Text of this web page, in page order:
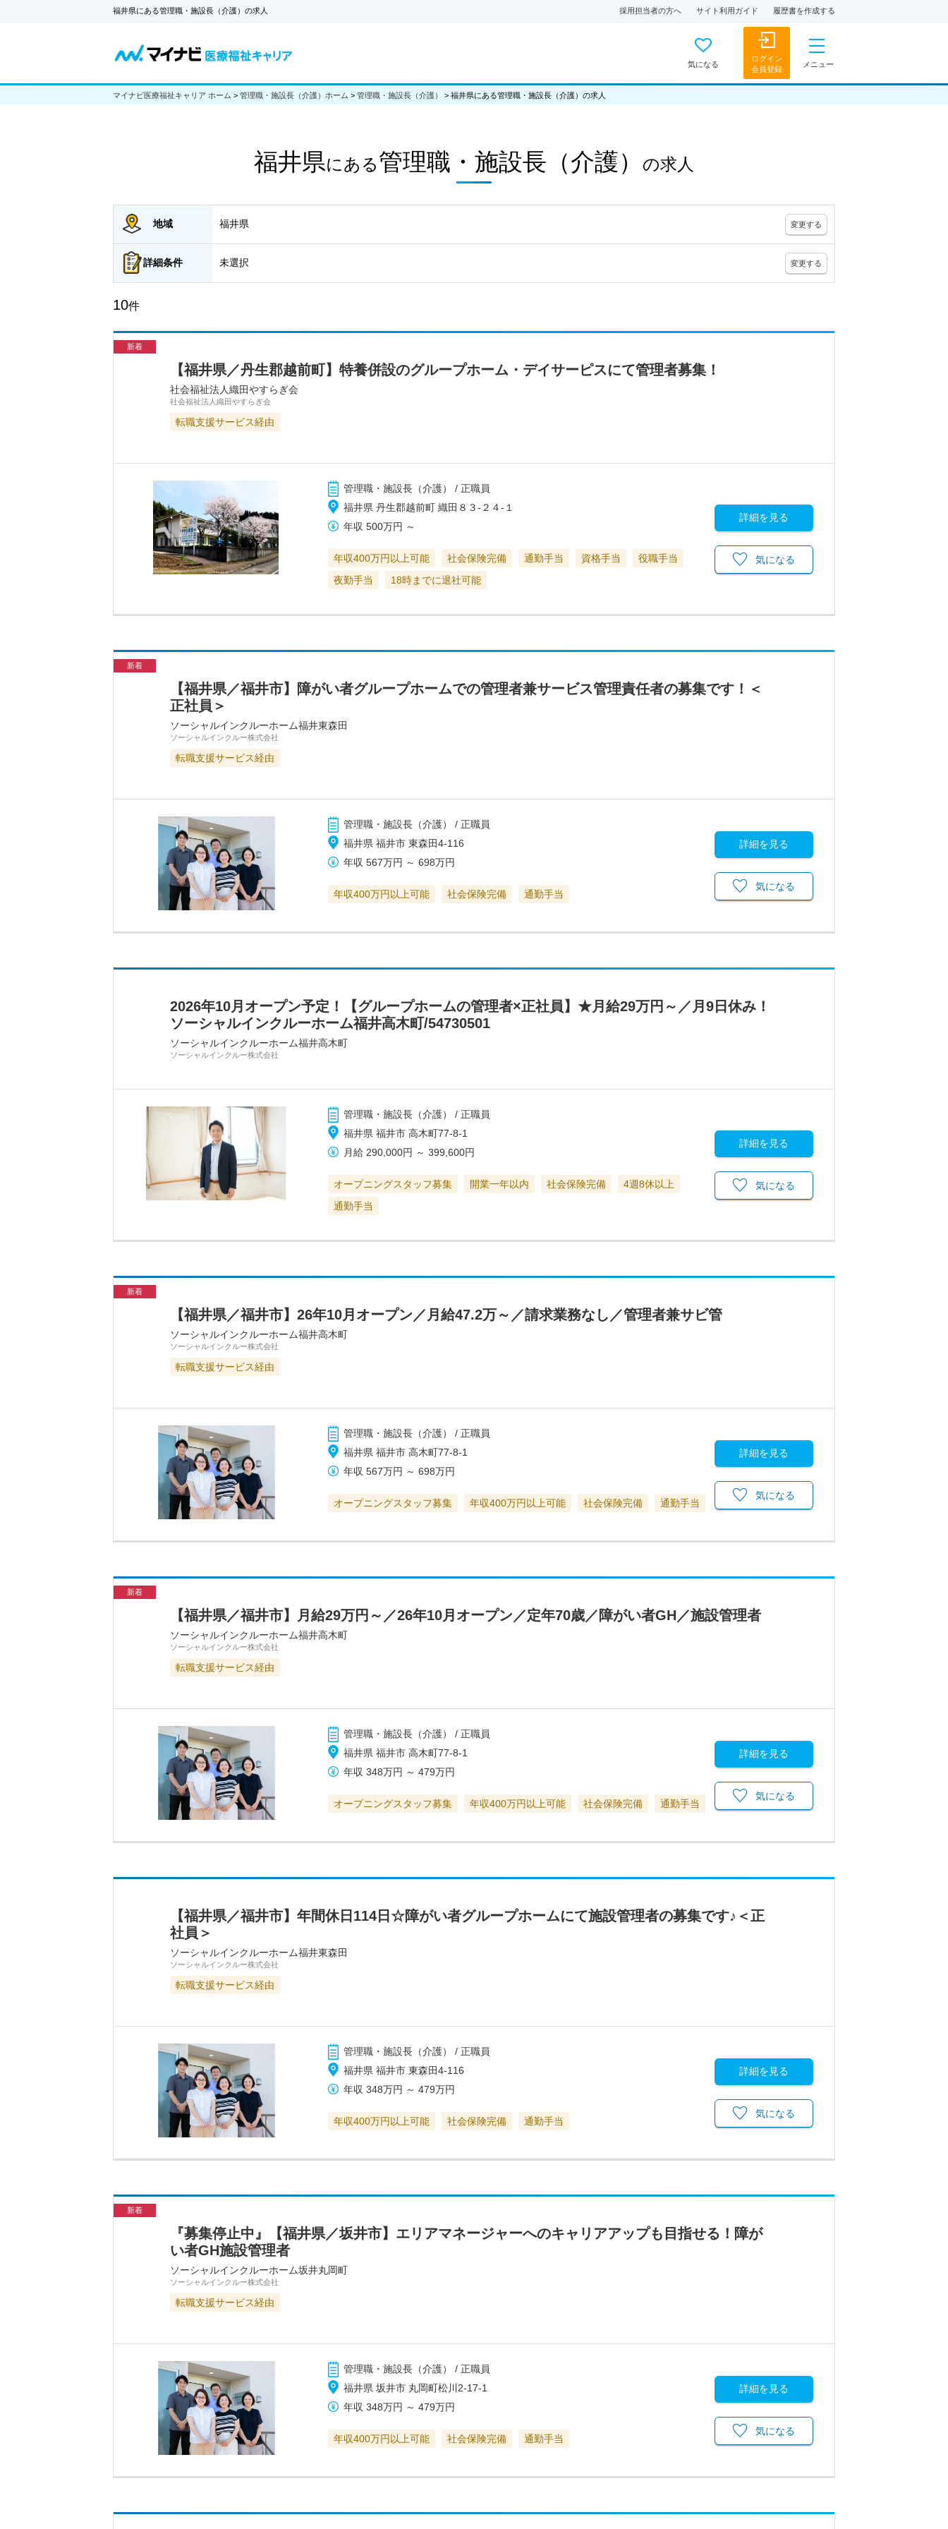
福井県にある管理職・施設長（介護）の求人 採用担当者の方へ サイト利用ガイド 履歴書を作成する
気になる
ログイン
会員登録
メニュー
マイナビ医療福祉キャリア ホーム > 管理職・施設長（介護）ホーム > 管理職・施設長（介護） > 福井県にある管理職・施設長（介護）の求人
福井県にある管理職・施設長（介護） の求人
地域 福井県 変更する
詳細条件 未選択 変更する
10件
新着
【福井県／丹生郡越前町】特養併設のグループホーム・デイサーピスにて管理者募集！
社会福祉法人織田やすらぎ会
社会福祉法人織田やすらぎ会
転職支援サービス経由
管理職・施設長（介護） / 正職員
福井県 丹生郡越前町 織田８３-２４-１
年収 500万円 ～
年収400万円以上可能 社会保険完備 通勤手当 資格手当
役職手当
夜勤手当
18時までに退社可能
詳細を見る
気になる
新着
【福井県／福井市】障がい者グループホームでの管理者兼サービス管理責任者の募集です！＜
正社員＞
ソーシャルインクルーホーム福井東森田
ソーシャルインクルー株式会社
転職支援サービス経由
管理職・施設長（介護） / 正職員
福井県 福井市 東森田4-116
年収 567万円 ～698万円
年収400万円以上可能 社会保険完備 通勤手当
詳細を見る
気になる
2026年10月オープン予定！【グループホームの管理者×正社員】★月給29万円～／月9日休み！
ソーシャルインクルーホーム福井高木町/54730501
ソーシャルインクルーホーム福井高木町
ソーシャルインクルー株式会社
管理職・施設長（介護） / 正職員
福井県 福井市 高木町77-8-1
月給 290,000円 ～399,600円
オープニングスタッフ募集 開業一年以内 社会保険完備
4週8休以上
通勤手当
詳細を見る
気になる
新着
【福井県／福井市】26年10月オープン／月給47.2万～／請求業務なし／管理者兼サビ管
ソーシャルインクルーホーム福井高木町
ソーシャルインクルー株式会社
転職支援サービス経由
管理職・施設長（介護） / 正職員
福井県 福井市 高木町77-8-1
年収 567万円 ～698万円
オープニングスタッフ募集 年収400万円以上可能 社会保険完備 通勤手当
詳細を見る
気になる
新着
【福井県／福井市】月給29万円～／26年10月オープン／定年70歳／障がい者GH／施設管理者
ソーシャルインクルーホーム福井高木町
ソーシャルインクルー株式会社
転職支援サービス経由
管理職・施設長（介護） / 正職員
福井県 福井市 高木町77-8-1
年収 348万円 ～479万円
オープニングスタッフ募集 年収400万円以上可能 社会保険完備 通勤手当
詳細を見る
気になる
【福井県／福井市】年間休日114日☆障がい者グループホームにて施設管理者の募集です♪＜正
社員＞
ソーシャルインクルーホーム福井東森田
ソーシャルインクルー株式会社
転職支援サービス経由
管理職・施設長（介護） / 正職員
福井県 福井市 東森田4-116
年収 348万円 ～479万円
年収400万円以上可能 社会保険完備 通勤手当
詳細を見る
気になる
新着
『募集停止中』【福井県／坂井市】エリアマネージャーへのキャリアアップも目指せる！障が
い者GH施設管理者
ソーシャルインクルーホーム坂井丸岡町
ソーシャルインクルー株式会社
転職支援サービス経由
管理職・施設長（介護） / 正職員
福井県 坂井市 丸岡町松川2-17-1
年収 348万円 ～479万円
年収400万円以上可能 社会保険完備 通勤手当
詳細を見る
気になる